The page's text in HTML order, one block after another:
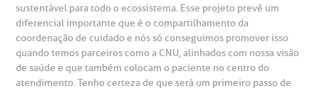
sustentável para todo o ecossistema. Esse projeto prevê um
diferencial importante que é o compartilhamento da
coordenação de cuidado e nós só conseguimos promover isso
quando temos parceiros como a CNU, alinhados com nossa visão
de saúde e que também colocam o paciente no centro do
atendimento. Tenho certeza de que será um primeiro passo de